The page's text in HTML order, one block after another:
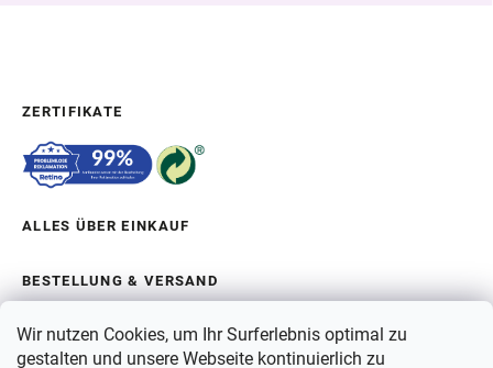
Wir nutzen Cookies, um Ihr Surferlebnis optimal zu
gestalten und unsere Webseite kontinuierlich zu
ZERTIFIKATE
ALLES ÜBER EINKAUF
BESTELLUNG & VERSAND
ÜBER BERGAM